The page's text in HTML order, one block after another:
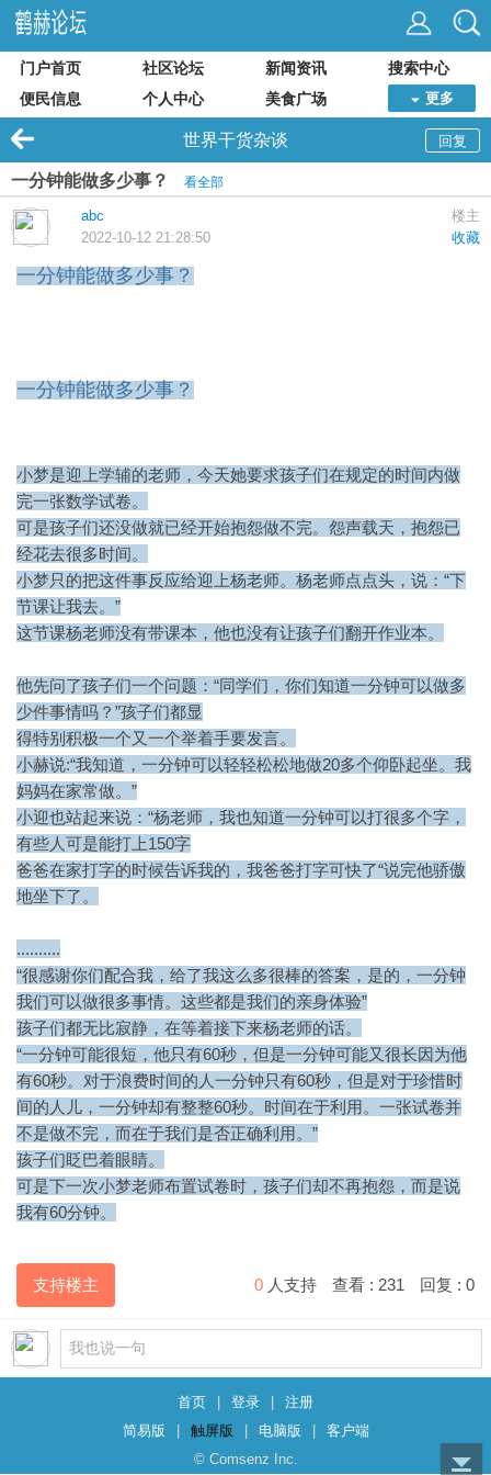
门户首页 社区论坛 新闻资讯
搜索中心
便民信息
个人中心 美食广场 更多
回复
世界干货杂谈
一分钟能做多少事？ 看全部
楼主
abc
收藏
2022-10-12 21:28:50
一分钟能做多少事？
一分钟能做多少事？
小梦是迎上学辅的老师，今天她要求孩子们在规定的时间内做
完一张数学试卷。
可是孩子们还没做就已经开始抱怨做不完。怨声载天，抱怨已
经花去很多时间。
小梦只的把这件事反应给迎上杨老师。杨老师点点头，说：“下
节课让我去。”
这节课杨老师没有带课本，他也没有让孩子们翻开作业本。
他先问了孩子们一个问题：“同学们，你们知道一分钟可以做多
少件事情吗？”孩子们都显
得特别积极一个又一个举着手要发言。
小赫说:“我知道，一分钟可以轻轻松松地做20多个仰卧起坐。我
妈妈在家常做。”
小迎也站起来说：“杨老师，我也知道一分钟可以打很多个字，
有些人可是能打上150字
爸爸在家打字的时候告诉我的，我爸爸打字可快了“说完他骄傲
地坐下了。
..........
“很感谢你们配合我，给了我这么多很棒的答案，是的，一分钟
我们可以做很多事情。这些都是我们的亲身体验”
孩子们都无比寂静，在等着接下来杨老师的话。
“一分钟可能很短，他只有60秒，但是一分钟可能又很长因为他
有60秒。对于浪费时间的人一分钟只有60秒，但是对于珍惜时
间的人儿，一分钟却有整整60秒。时间在于利用。一张试卷并
不是做不完，而在于我们是否正确利用。”
孩子们眨巴着眼睛。
可是下一次小梦老师布置试卷时，孩子们却不再抱怨，而是说
我有60分钟。
支持楼主 0 人支持 查看 : 231 回复 : 0
首页 登录
注册
简易版
触屏版 电脑版
客户端
© Comsenz Inc.